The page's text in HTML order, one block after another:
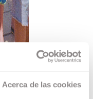
Acerca de las cookies